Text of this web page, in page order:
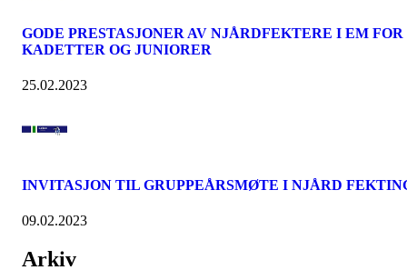
GODE PRESTASJONER AV NJÅRDFEKTERE I EM FOR
KADETTER OG JUNIORER
25.02.2023
INVITASJON TIL GRUPPEÅRSMØTE I NJÅRD
09.02.2023
Arkiv